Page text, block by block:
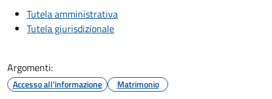
Tutela amministrativa
Tutela giurisdizionale
Argomenti:
Accesso all'informazione Matrimonio